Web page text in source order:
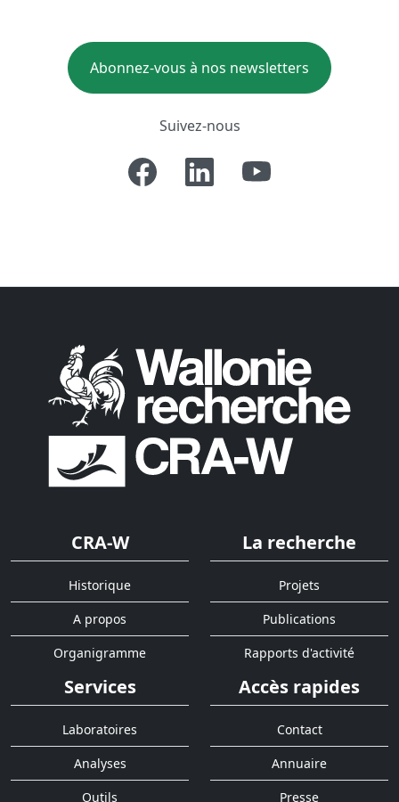
Abonnez-vous à nos newsletters
Suivez-nous
CRA-W
Historique
A propos
Organigramme
La recherche
Projets
Publications
Rapports d'activité
Services
Laboratoires
Analyses
Outils
Accès rapides
Contact
Annuaire
Presse